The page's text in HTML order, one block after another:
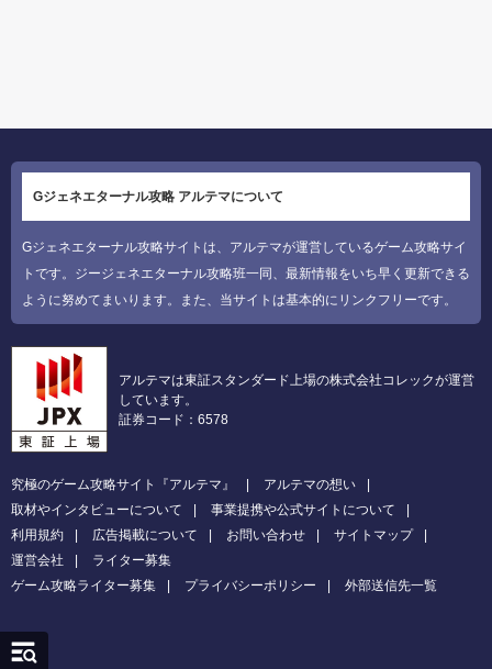
Gジェネエターナル攻略 アルテマについて
Gジェネエターナル攻略サイトは、アルテマが運営しているゲーム攻略サイ
トです。ジージェネエターナル攻略班一同、最新情報をいち早く更新できる
ように努めてまいります。また、当サイトは基本的にリンクフリーです。
アルテマは東証スタンダード上場の株式会社コレックが運営
しています。
証券コード：6578
究極のゲーム攻略サイト『アルテマ』
アルテマの想い
取材やインタビューについて
事業提携や公式サイトについて
利用規約
広告掲載について お問い合わせ
サイトマップ
運営会社
ライター募集
ゲーム攻略ライター募集
プライバシーポリシー 外部送信先一覧